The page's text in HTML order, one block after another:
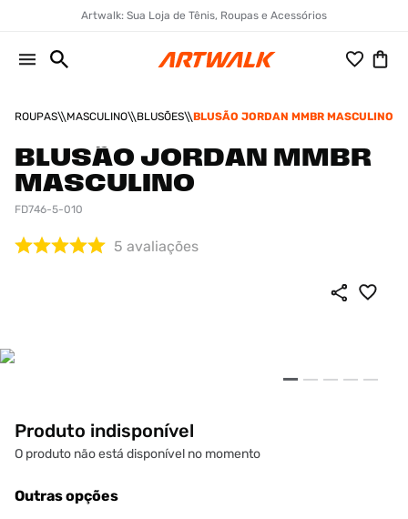
Artwalk: Sua Loja de Tênis, Roupas e Acessórios
ROUPAS MASCULINO BLUSÕES BLUSÃO JORDAN MMBR MASCULINO
BLUSÃO JORDAN MMBR
MASCULINO
FD746-5-010
5 avaliações
Produto indisponível
O produto não está disponível no momento
Outras opções